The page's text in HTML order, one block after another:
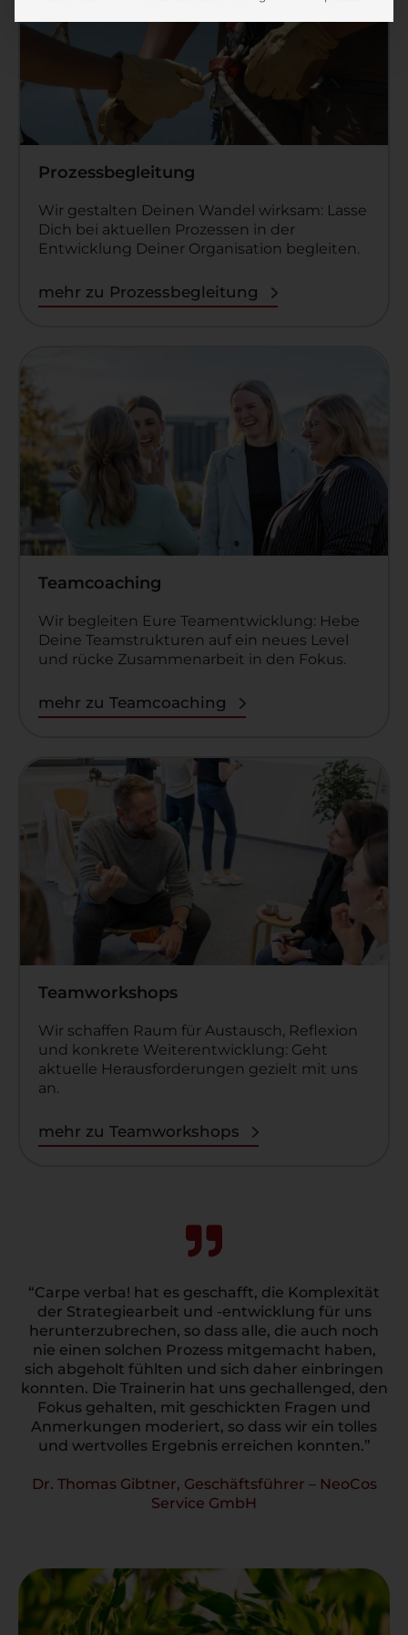
Prozessbegleitung
Wir gestalten Deinen Wandel wirksam: Lasse
Dich bei aktuellen Prozessen in der
Entwicklung Deiner Organisation begleiten.
mehr zu Prozessbegleitung
Teamcoaching
Wir begleiten Eure Teamentwicklung: Hebe
Deine Teamstrukturen auf ein neues Level
und rücke Zusammenarbeit in den Fokus.
mehr zu Teamcoaching
Teamworkshops
Wir schaffen Raum für Austausch, Reflexion
und konkrete Weiterentwicklung: Geht
aktuelle Herausforderungen gezielt mit uns
an.
mehr zu Teamworkshops
“Carpe verba! hat es geschafft, die Komplexität
der Strategiearbeit und -entwicklung für uns
herunterzubrechen, so dass alle, die auch noch
nie einen solchen Prozess mitgemacht haben,
sich abgeholt fühlten und sich daher einbringen
konnten. Die Trainerin hat uns gechallenged, den
Fokus gehalten, mit geschickten Fragen und
Anmerkungen moderiert, so dass wir ein tolles
und wertvolles Ergebnis erreichen konnten.”
Dr. Thomas Gibtner, Geschäftsführer – NeoCos
Service GmbH